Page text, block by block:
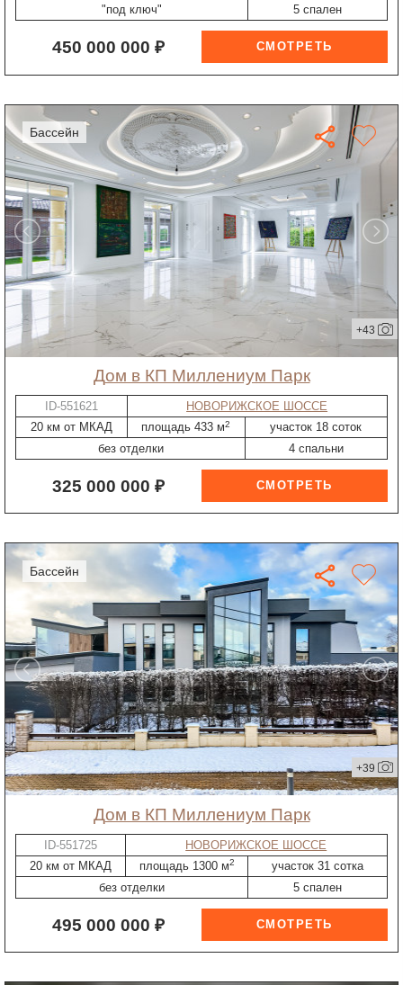
"под ключ"
5 спален
450 000 000 ₽
бассейн
+43
дом в КП Миллениум Парк
ID-551621
НОВОРИЖСКОЕ ШОССЕ
20 км от МКАД
площадь 433 м2
участок 18 соток
без отделки
4 спальни
325 000 000 ₽
бассейн
+39
дом в КП Миллениум Парк
ID-551725
НОВОРИЖСКОЕ ШОССЕ
20 км от МКАД
площадь 1300 м2
участок 31 сотка
без отделки
5 спален
495 000 000 ₽